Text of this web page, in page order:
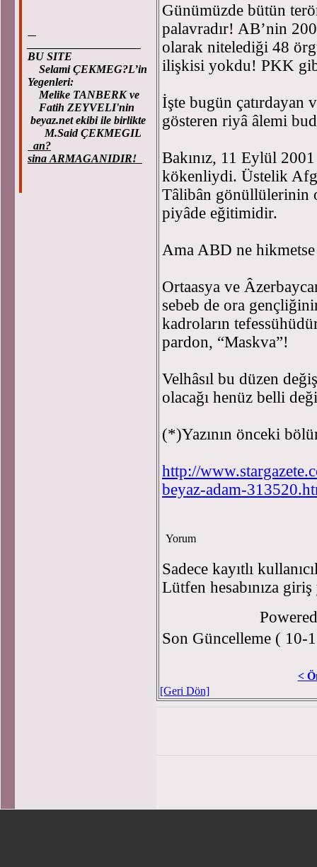
BU SITE
Selami ÇEKMEG?L’in
Yegenleri:
Melike TANBERK ve
Fatih ZEYVELI'nin
beyaz.net ekibi ile birlikte
M.Said ÇEKMEGIL
an?
sina ARMAGANIDIR!
Günümüzde bütün
palavradır! AB’nin
olarak nitelediği 48
ilişkisi yokdu! PKK
İşte bugün çatırdayan
gösteren riyâ âlemi
Bakınız, 11 Eylül
kökenliydi. Üstelik
Tâlibân gönüllülerinin
piyâde eğitimidir.
Ama ABD ne
Ortaasya ve
sebeb de ora
kadroların
pardon, “Maskva”!
Velhâsıl bu düzen
olacağı henüz belli
(*)Yazının önceki
http://
beyaz-adam-
Yorum
Sadece kayıtlı
Lütfen hesabınıza
Son Güncelleme ( 10-
<
[Geri Dön]